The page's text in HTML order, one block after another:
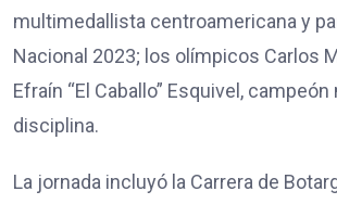
multimedallista centroamericana y
Nacional 2023; los olímpicos Carlos
Efraín “El Caballo” Esquivel,
disciplina.
La jornada incluyó la Carrera de